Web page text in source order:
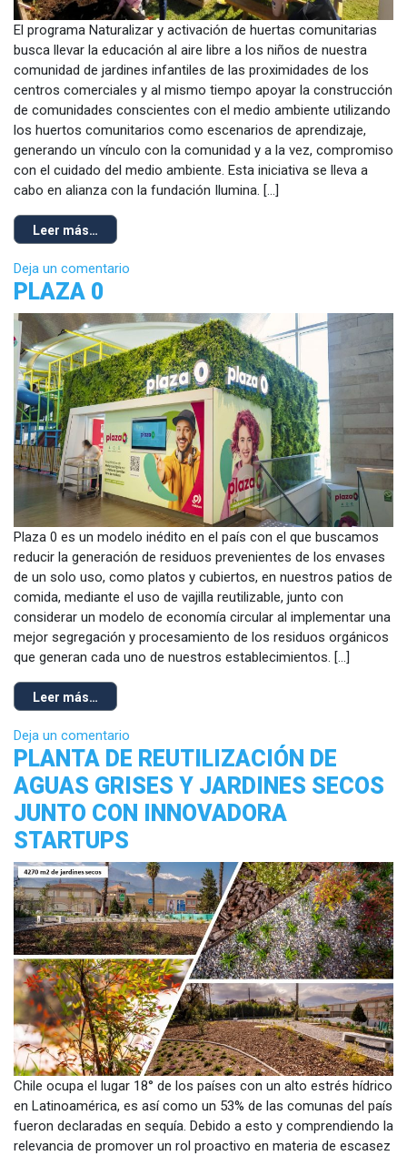
El programa Naturalizar y activación de huertas comunitarias
busca llevar la educación al aire libre a los niños de nuestra
comunidad de jardines infantiles de las proximidades de los
centros comerciales y al mismo tiempo apoyar la construcción
de comunidades conscientes con el medio ambiente utilizando
los huertos comunitarios como escenarios de aprendizaje,
generando un vínculo con la comunidad y a la vez, compromiso
con el cuidado del medio ambiente. Esta iniciativa se lleva a
cabo en alianza con la fundación Ilumina. […]
Leer más…
Deja un comentario
PLAZA 0
Plaza 0 es un modelo inédito en el país con el que buscamos
reducir la generación de residuos prevenientes de los envases
de un solo uso, como platos y cubiertos, en nuestros patios de
comida, mediante el uso de vajilla reutilizable, junto con
considerar un modelo de economía circular al implementar una
mejor segregación y procesamiento de los residuos orgánicos
que generan cada uno de nuestros establecimientos. […]
Leer más…
Deja un comentario
PLANTA DE REUTILIZACIÓN DE
AGUAS GRISES Y JARDINES SECOS
JUNTO CON INNOVADORA
STARTUPS
Chile ocupa el lugar 18° de los países con un alto estrés hídrico
en Latinoamérica, es así como un 53% de las comunas del país
fueron declaradas en sequía. Debido a esto y comprendiendo la
relevancia de promover un rol proactivo en materia de escasez